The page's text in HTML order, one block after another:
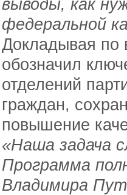
выводы, как
федеральной
Докладывая по
обозначил
отделений
граждан,
повышение
«Наша задача
Программа
Владимира